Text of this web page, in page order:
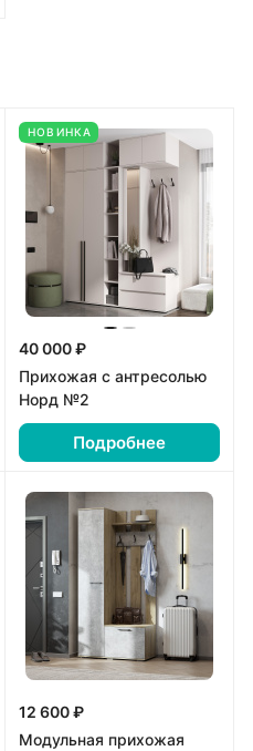
НОВИНКА
40 000 ₽
Прихожая с антресолью
Норд №2
Подробнее
12 600 ₽
Модульная прихожая